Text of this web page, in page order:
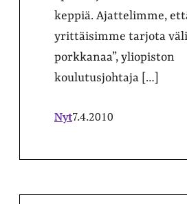
keppiä. Ajattelimme,
yrittäisimme tarjota
porkkanaa”, yliopiston
koulutusjohtaja […]
Nyt7.4.2010